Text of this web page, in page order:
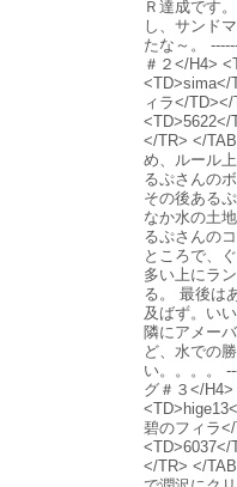
Ｒ達成です
し、サンド
たな～。
＃２</H4>
<TD>sima</
ィラ</
<TD>5622</
</TR> </
め、ルール
るぷさんの
その後ある
なか水の土
るぷさんの
ところで、
多い上にラ
る。 最後は
及ばず。い
隣にアメー
ど、水での
い。。。。
グ＃３</
碧のフィラ
<TD>6037</
</TR> </